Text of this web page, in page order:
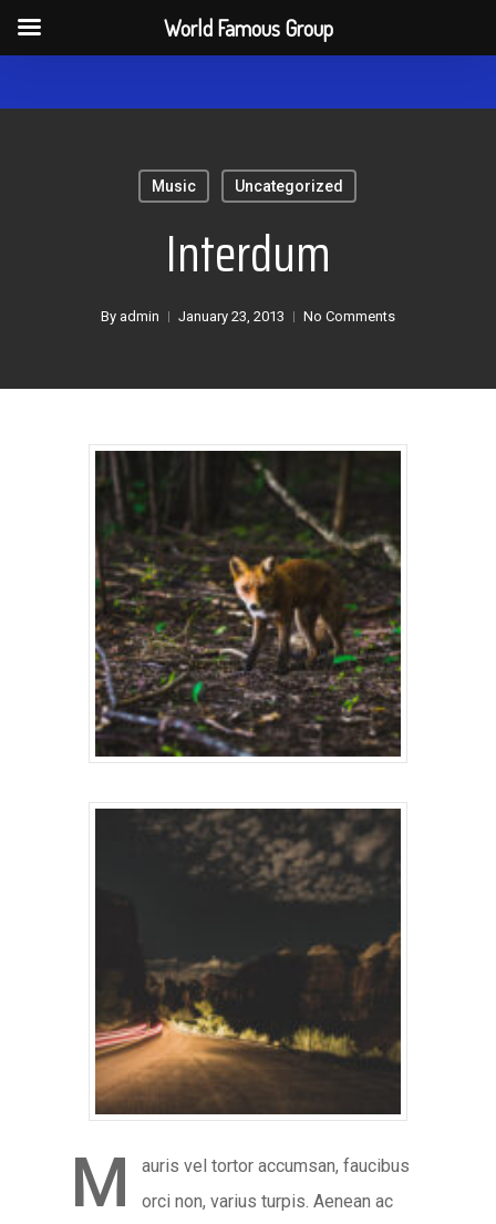
to
Music Uncategorized
Interdum
By admin January 23, 2013 No Comments
M
auris vel tortor accumsan, faucibus
orci non, varius turpis. Aenean ac
World Famous Group